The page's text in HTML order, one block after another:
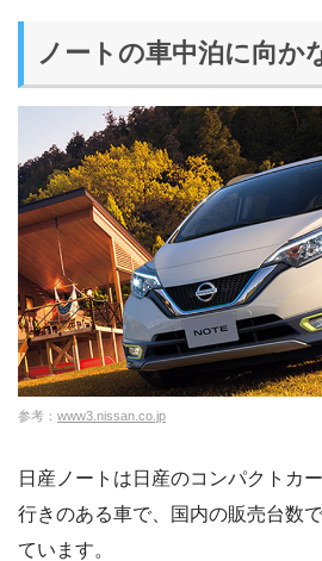
ノートの車中泊に向か
参考： www3.nissan.co.jp
日産ノートは日産のコンパクトカ
行きのある車で、国内の販売台数
ています。